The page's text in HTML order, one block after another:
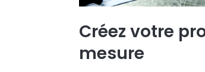
Créez votre
mesure